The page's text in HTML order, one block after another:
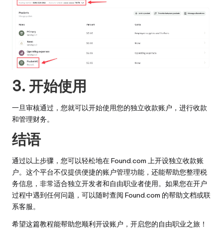
3. 开始使用
一旦审核通过，您就可以开始使用您的独立收款账户，进行收款
和管理财务。
结语
通过以上步骤，您可以轻松地在 Found.com 上开设独立收款账
户。这个平台不仅提供便捷的账户管理功能，还能帮助您整理税
务信息，非常适合独立开发者和自由职业者使用。如果您在开户
过程中遇到任何问题，可以随时查阅 Found.com 的帮助文档或联
系客服。
希望这篇教程能帮助您顺利开设账户，开启您的自由职业之旅！